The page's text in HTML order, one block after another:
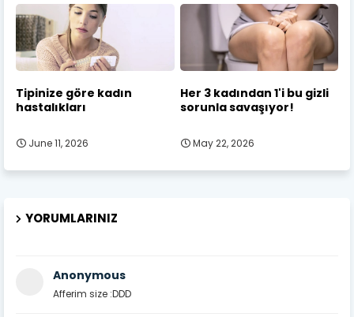
Tipinize göre kadın
hastalıkları
June 11, 2026
Her 3 kadından 1'i bu gizli
sorunla savaşıyor!
May 22, 2026
YORUMLARINIZ
Anonymous
Afferim size :DDD